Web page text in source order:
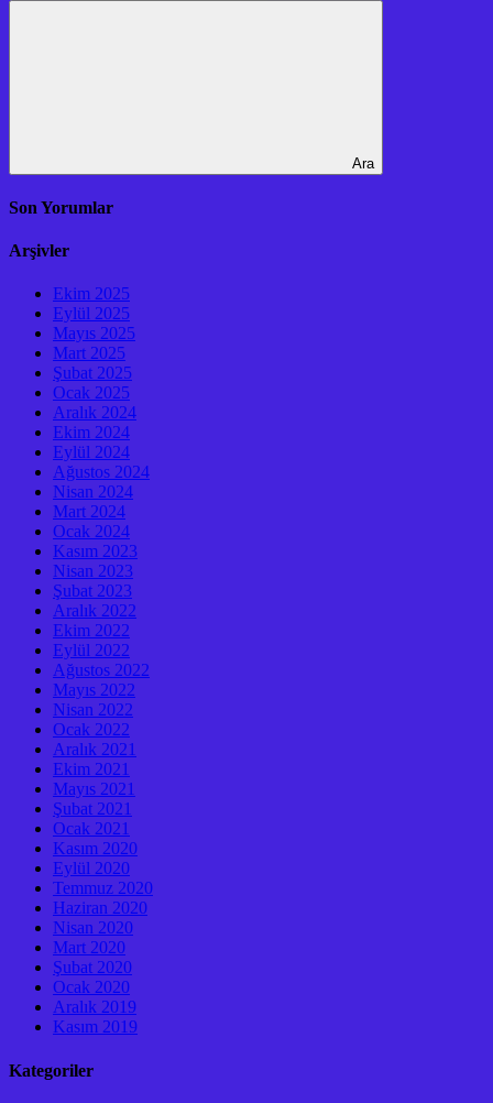
Ara
Son Yorumlar
Arşivler
Ekim 2025
Eylül 2025
Mayıs 2025
Mart 2025
Şubat 2025
Ocak 2025
Aralık 2024
Ekim 2024
Eylül 2024
Ağustos 2024
Nisan 2024
Mart 2024
Ocak 2024
Kasım 2023
Nisan 2023
Şubat 2023
Aralık 2022
Ekim 2022
Eylül 2022
Ağustos 2022
Mayıs 2022
Nisan 2022
Ocak 2022
Aralık 2021
Ekim 2021
Mayıs 2021
Şubat 2021
Ocak 2021
Kasım 2020
Eylül 2020
Temmuz 2020
Haziran 2020
Nisan 2020
Mart 2020
Şubat 2020
Ocak 2020
Aralık 2019
Kasım 2019
Kategoriler